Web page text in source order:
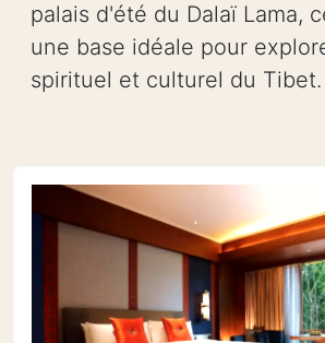
palais d'été du Dalaï Lama,
une base idéale pour
spirituel et culturel du Tibet.